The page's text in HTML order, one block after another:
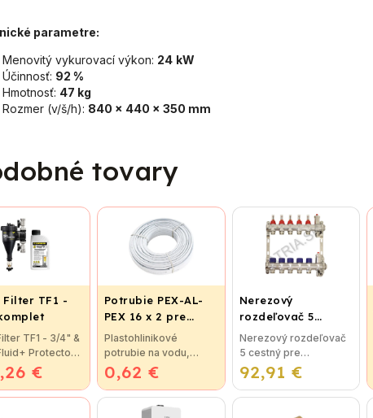
parametre:
Menovitý vykurovací výkon: 24 kW
Účinnosť: 92 %
Hmotnosť: 47 kg
Rozmer (v/š/h): 840 x 440 x 350 mm
tovary
TF1 -
€
TF1 - 3/4" &
Protector
novinka
vykurovacej
Filter je
Potrubie PEX-AL-
PEX 16 x 2 pre
vykurovanie,
podlahové kúrenie
a vodu
0,62 €
Plastohlinikové
potrubie na vodu,
kúrenie a podlahové
vykurovanie. Potrubie
obsahuje vnútornú
kyslíkovú bariéru
Nerezový
rozdeľovač 5
cestný pre
podlahové
vykurovanie
92,91 €
Nerezový rozdeľovač
5 cestný pre
podlahové
vykurovanie
Rozdeľovače sú